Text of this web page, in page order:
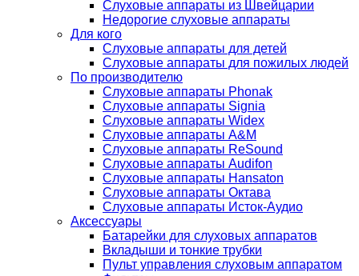
Слуховые аппараты из Швейцарии
Недорогие слуховые аппараты
Для кого
Слуховые аппараты для детей
Слуховые аппараты для пожилых людей
По производителю
Слуховые аппараты Phonak
Слуховые аппараты Signia
Слуховые аппараты Widex
Слуховые аппараты A&M
Слуховые аппараты ReSound
Слуховые аппараты Audifon
Слуховые аппараты Hansaton
Слуховые аппараты Октава
Слуховые аппараты Исток-Аудио
Аксессуары
Батарейки для слуховых аппаратов
Вкладыши и тонкие трубки
Пульт управления слуховым аппаратом